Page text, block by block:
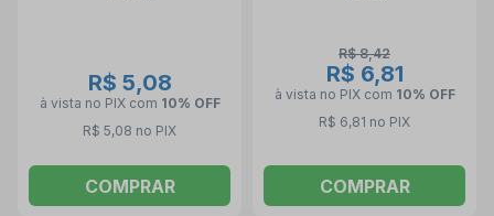
R$ 5,08
à vista no PIX com 10% OFF
R$ 5,08 no PIX
COMPRAR
R$ 8,42
R$ 6,81
à vista no PIX com 10% OFF
R$ 6,81 no PIX
COMPRAR